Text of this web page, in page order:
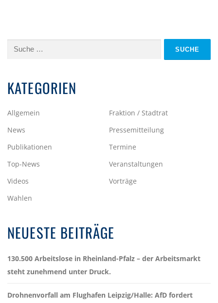
Suche
KATEGORIEN
Allgemein
Fraktion / Stadtrat
News
Pressemitteilung
Publikationen
Termine
Top-News
Veranstaltungen
Videos
Vorträge
Wahlen
NEUESTE BEITRÄGE
130.500 Arbeitslose in Rheinland-Pfalz – der Arbeitsmarkt
steht zunehmend unter Druck.
Drohnenvorfall am Flughafen Leipzig/Halle: AfD fordert